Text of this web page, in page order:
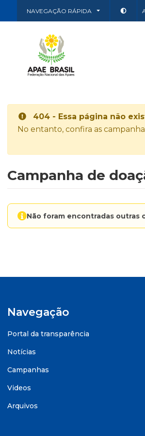
NAVEGAÇÃO RÁPIDA
404 - Essa página não
No entanto, confira as
Campanha de
Não foram encontradas outras
Navegação
Portal da transparência
Notícias
Campanhas
Videos
Arquivos